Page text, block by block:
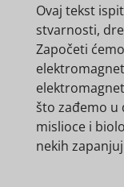
Ovaj tekst
stvarnosti,
Započeti
što zađemo u
mislioce i
nekih